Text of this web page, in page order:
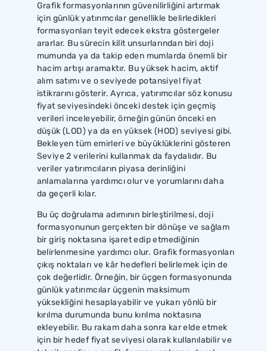
Grafik formasyonlarının güvenilirliğini artırmak
için günlük yatırımcılar genellikle belirledikleri
formasyonları teyit edecek ekstra göstergeler
ararlar. Bu sürecin kilit unsurlarından biri doji
mumunda ya da takip eden mumlarda önemli bir
hacim artışı aramaktır. Bu yüksek hacim, aktif
alım satımı ve o seviyede potansiyel fiyat
istikrarını gösterir. Ayrıca, yatırımcılar söz konusu
fiyat seviyesindeki önceki destek için geçmiş
verileri inceleyebilir, örneğin günün önceki en
düşük (LOD) ya da en yüksek (HOD) seviyesi gibi.
Bekleyen tüm emirleri ve büyüklüklerini gösteren
Seviye 2 verilerini kullanmak da faydalıdır. Bu
veriler yatırımcıların piyasa derinliğini
anlamalarına yardımcı olur ve yorumlarını daha
da geçerli kılar.
Bu üç doğrulama adımının birleştirilmesi, doji
formasyonunun gerçekten bir dönüşe ve sağlam
bir giriş noktasına işaret edip etmediğinin
belirlenmesine yardımcı olur. Grafik formasyonları
çıkış noktaları ve kâr hedefleri belirlemek için de
çok değerlidir. Örneğin, bir üçgen formasyonunda
günlük yatırımcılar üçgenin maksimum
yüksekliğini hesaplayabilir ve yukarı yönlü bir
kırılma durumunda bunu kırılma noktasına
ekleyebilir. Bu rakam daha sonra kar elde etmek
için bir hedef fiyat seviyesi olarak kullanılabilir ve